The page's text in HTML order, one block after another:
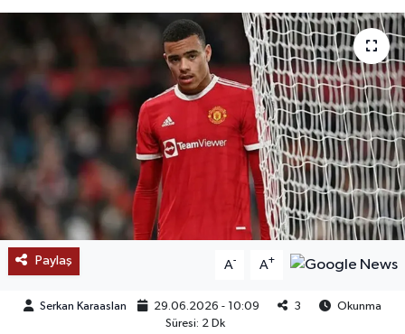
Paylaş A- A+
Serkan Karaaslan 29.06.2026 - 10:09 3
Okunma
Süresi: 2 Dk
DÜNYA
TREND
MEDYA
OTOMOTİV
TEKNOLOJİ